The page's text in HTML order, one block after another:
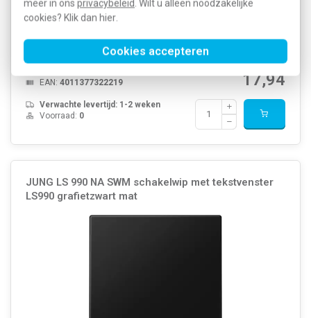
meer in ons privacybeleid. Wilt u alleen noodzakelijke
cookies? Klik dan hier.
Cookies accepteren
JUNG 2-voudige schakelwip met pijlsymbolen voor multipulsdrukker
gelakt). Excl. binnenwerk en afdekraam.Meer informatie »
35,88
17,94
EAN: 4011377322219
Verwachte levertijd: 1-2 weken
Voorraad: 0
JUNG LS 990 NA SWM schakelwip met tekstvenster
LS990 grafietzwart mat